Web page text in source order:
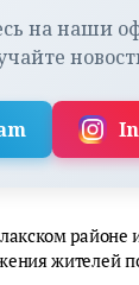
на наши
районе
жителей